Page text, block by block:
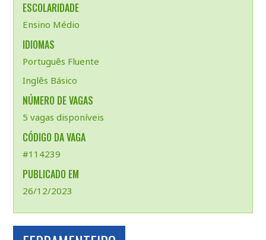
ESCOLARIDADE
Ensino Médio
IDIOMAS
Português Fluente
Inglês Básico
NÚMERO DE VAGAS
5 vagas disponíveis
CÓDIGO DA VAGA
#114239
PUBLICADO EM
26/12/2023